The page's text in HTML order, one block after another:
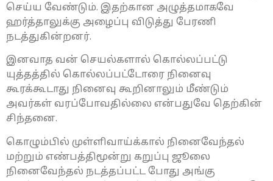
செய்ய வேண்டும். இதற்கான அழுத்தமாகவே
ஹர்த்தாலுக்கு அழைப்பு விடுத்து பேரணி
நடத்துகின்றனர்.
இனவாத வன் செயல்களால் கொல்லப்பட்டு
யுத்தத்தில் கொல்லப்பட்டோரை நினைவு
கூரக்கூடாது நினைவு கூறினாலும் மீண்டும்
அவர்கள் வரப்போவதில்லை என்பதுவே தெற்கின்
சிந்தனை.
கொழும்பில் முள்ளிவாய்க்கால் நினைவேந்தல்
மற்றும் எண்பத்திமூன்று கறுப்பு ஜூலை
நினைவேந்தல் நடத்தப்பட்ட போது அங்கு